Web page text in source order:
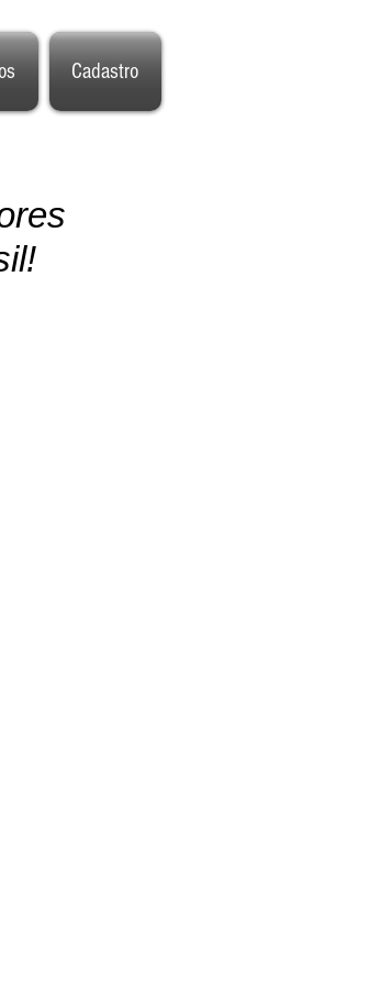
Cadastro